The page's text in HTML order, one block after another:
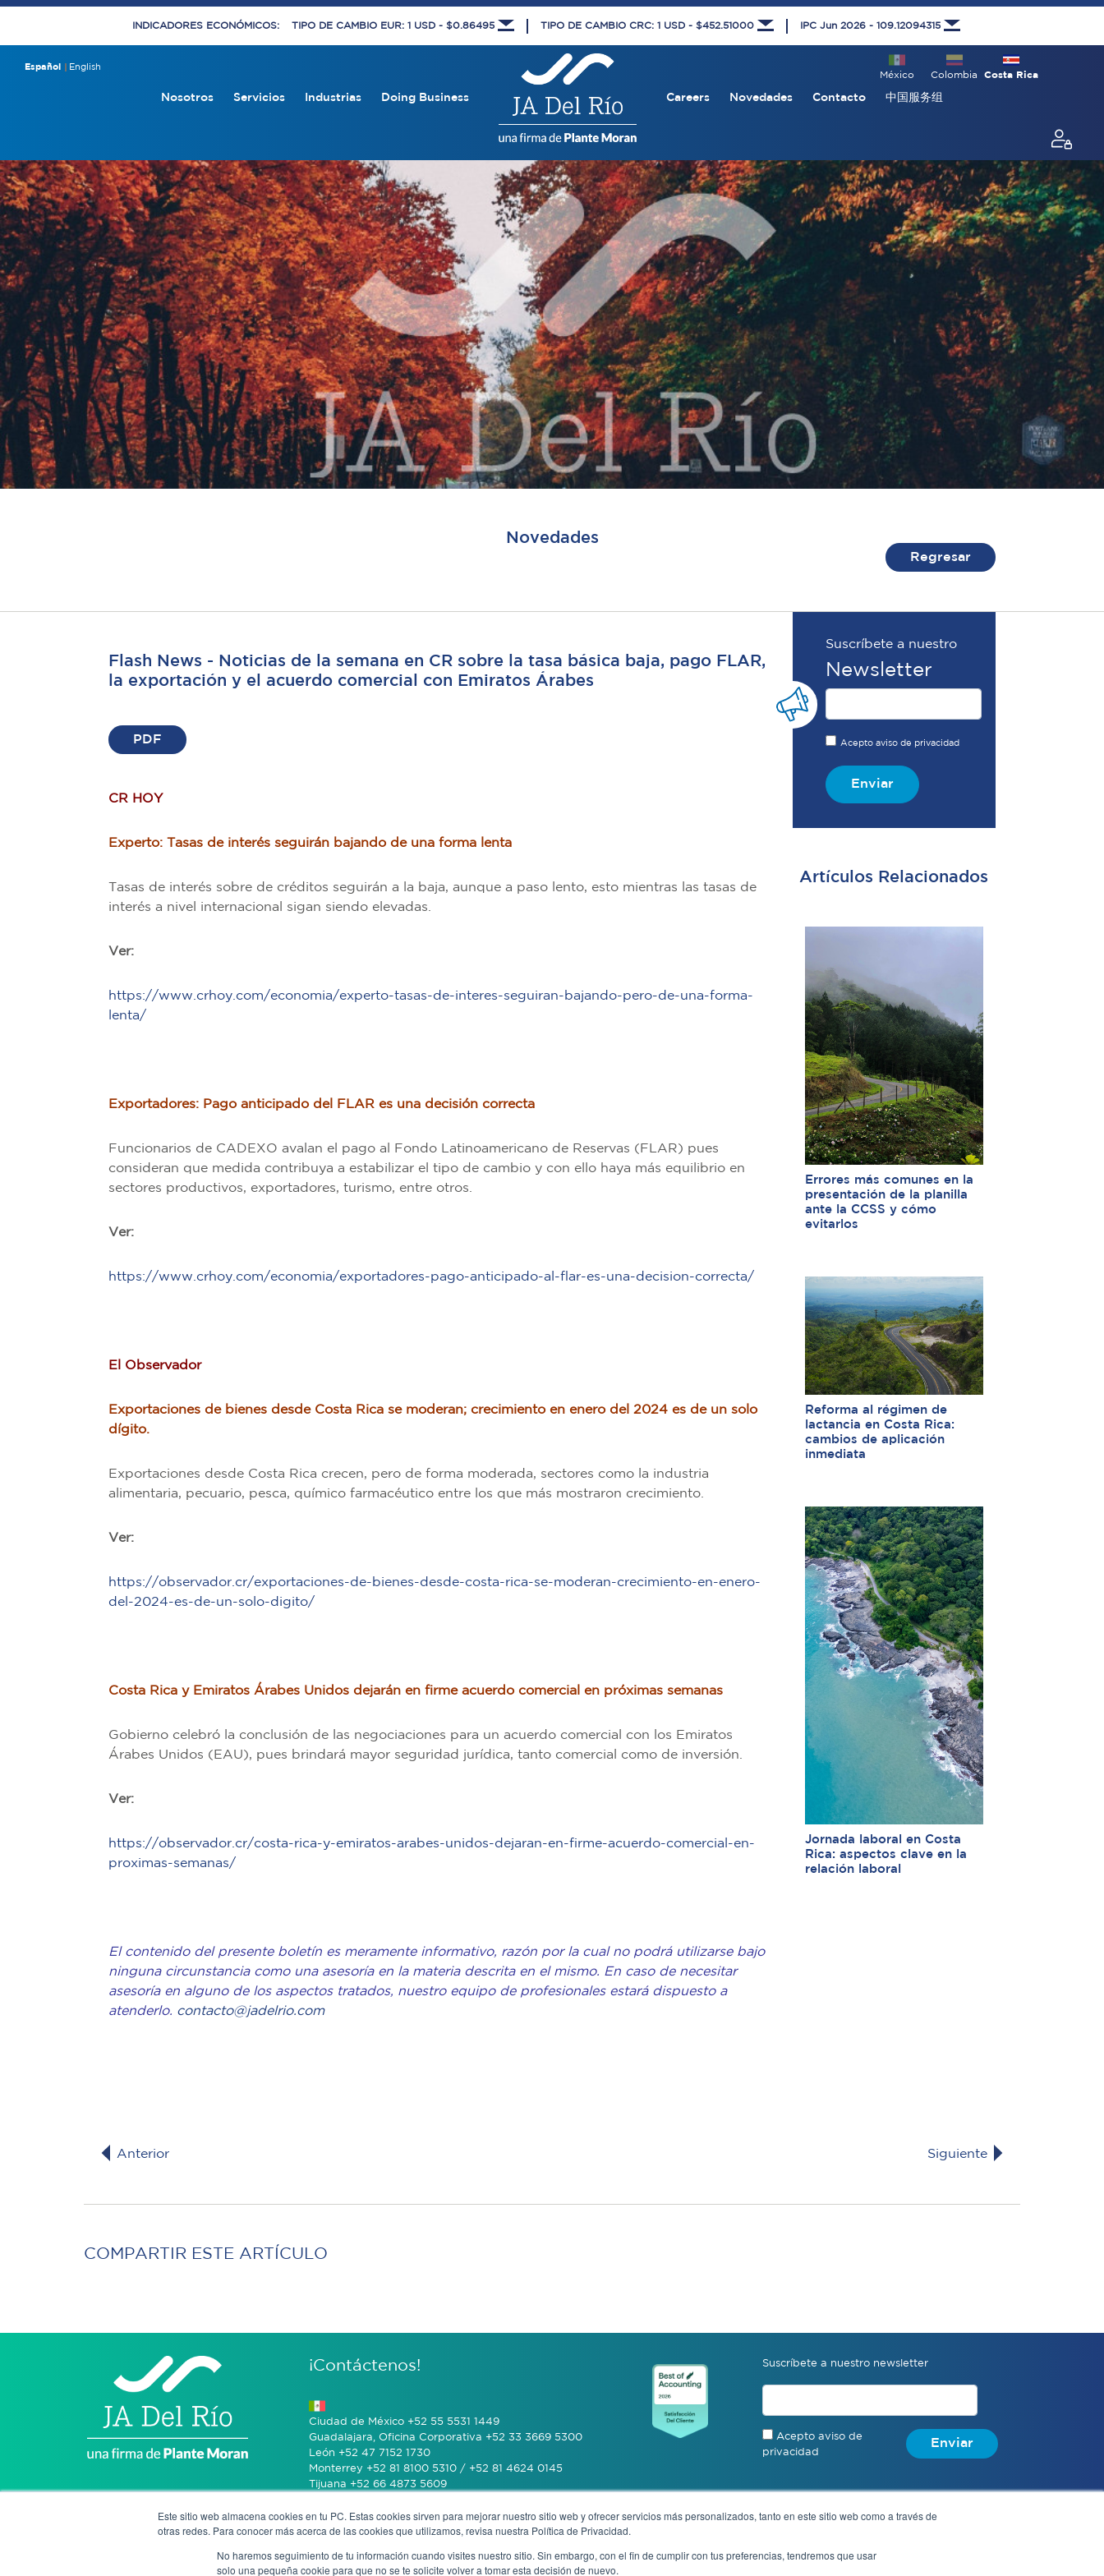
Este sitio web almacena cookies en tu PC. Estas cookies sirven para mejorar nuestro sitio web y ofrecer servicios más personalizados, tanto en este sitio web como a través de
otras redes. Para conocer más acerca de las cookies que utilizamos, revisa nuestra Política de Privacidad.
No haremos seguimiento de tu información cuando visites nuestro sitio. Sin embargo, con el fin de cumplir con tus preferencias, tendremos que usar
solo una pequeña cookie para que no se te solicite volver a tomar esta decisión de nuevo.
INDICADORES ECONÓMICOS: TIPO DE CAMBIO EUR: 1 USD - $0.86495 TIPO DE CAMBIO CRC: 1 USD - $452.51000 IPC Jun 2026 - 109.12094315
Español English
Costa Rica
Colombia
México
Nosotros Servicios Industrias Doing Business Careers Novedades Contacto 中国服务组
Novedades
Regresar
Flash News - Noticias de la semana en CR sobre la tasa básica baja, pago FLAR,
la exportación y el acuerdo comercial con Emiratos Árabes
PDF
CR HOY
Experto: Tasas de interés seguirán bajando de una forma lenta
Tasas de interés sobre de créditos seguirán a la baja, aunque a paso lento, esto mientras las tasas de
interés a nivel internacional sigan siendo elevadas.
Ver:
https://www.crhoy.com/economia/experto-tasas-de-interes-seguiran-bajando-pero-de-una-forma-
lenta/
Exportadores: Pago anticipado del FLAR es una decisión correcta
Funcionarios de CADEXO avalan el pago al Fondo Latinoamericano de Reservas (FLAR) pues
consideran que medida contribuya a estabilizar el tipo de cambio y con ello haya más equilibrio en
sectores productivos, exportadores, turismo, entre otros.
Ver:
https://www.crhoy.com/economia/exportadores-pago-anticipado-al-flar-es-una-decision-correcta/
El Observador
Exportaciones de bienes desde Costa Rica se moderan; crecimiento en enero del 2024 es de un solo
dígito.
Exportaciones desde Costa Rica crecen, pero de forma moderada, sectores como la industria
alimentaria, pecuario, pesca, químico farmacéutico entre los que más mostraron crecimiento.
Ver:
https://observador.cr/exportaciones-de-bienes-desde-costa-rica-se-moderan-crecimiento-en-enero-
del-2024-es-de-un-solo-digito/
Costa Rica y Emiratos Árabes Unidos dejarán en firme acuerdo comercial en próximas semanas
Gobierno celebró la conclusión de las negociaciones para un acuerdo comercial con los Emiratos
Árabes Unidos (EAU), pues brindará mayor seguridad jurídica, tanto comercial como de inversión.
Ver:
https://observador.cr/costa-rica-y-emiratos-arabes-unidos-dejaran-en-firme-acuerdo-comercial-en-
proximas-semanas/
El contenido del presente boletín es meramente informativo, razón por la cual no podrá utilizarse bajo
ninguna circunstancia como una asesoría en la materia descrita en el mismo. En caso de necesitar
asesoría en alguno de los aspectos tratados, nuestro equipo de profesionales estará dispuesto a
atenderlo. contacto@jadelrio.com
Suscríbete a nuestro
Newsletter
Acepto aviso de privacidad
Enviar
Artículos Relacionados
Errores más comunes en la
presentación de la planilla
ante la CCSS y cómo
evitarlos
Reforma al régimen de
lactancia en Costa Rica:
cambios de aplicación
inmediata
Jornada laboral en Costa
Rica: aspectos clave en la
relación laboral
Anterior Siguiente
COMPARTIR ESTE ARTÍCULO
¡Contáctenos!
Ciudad de México +52 55 5531 1449
Guadalajara, Oficina Corporativa +52 33 3669 5300
León +52 47 7152 1730
Monterrey +52 81 8100 5310 / +52 81 4624 0145
Tijuana +52 66 4873 5609
Bogotá +57 (601) 770 2999
Suscríbete a nuestro newsletter
Acepto aviso de
privacidad
Enviar